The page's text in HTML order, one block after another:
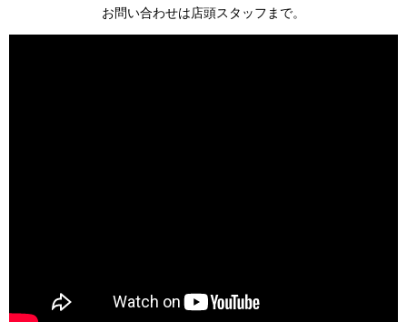
お問い合わせは店頭スタッフまで。